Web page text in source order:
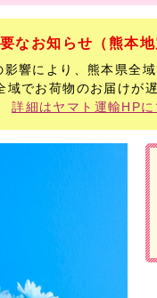
なお知らせ（熊本
響により、熊本県全
域でお荷物のお届けが
詳細はヤマト運輸HP